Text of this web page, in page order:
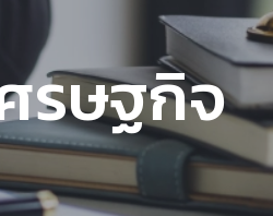
รษฐกิจ